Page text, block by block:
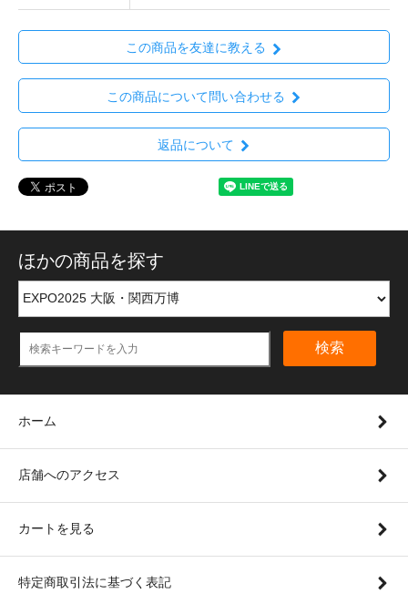
この商品を友達に教える
この商品について問い合わせる
返品について
ほかの商品を探す
検索
ホーム
店舗へのアクセス
カートを見る
特定商取引法に基づく表記